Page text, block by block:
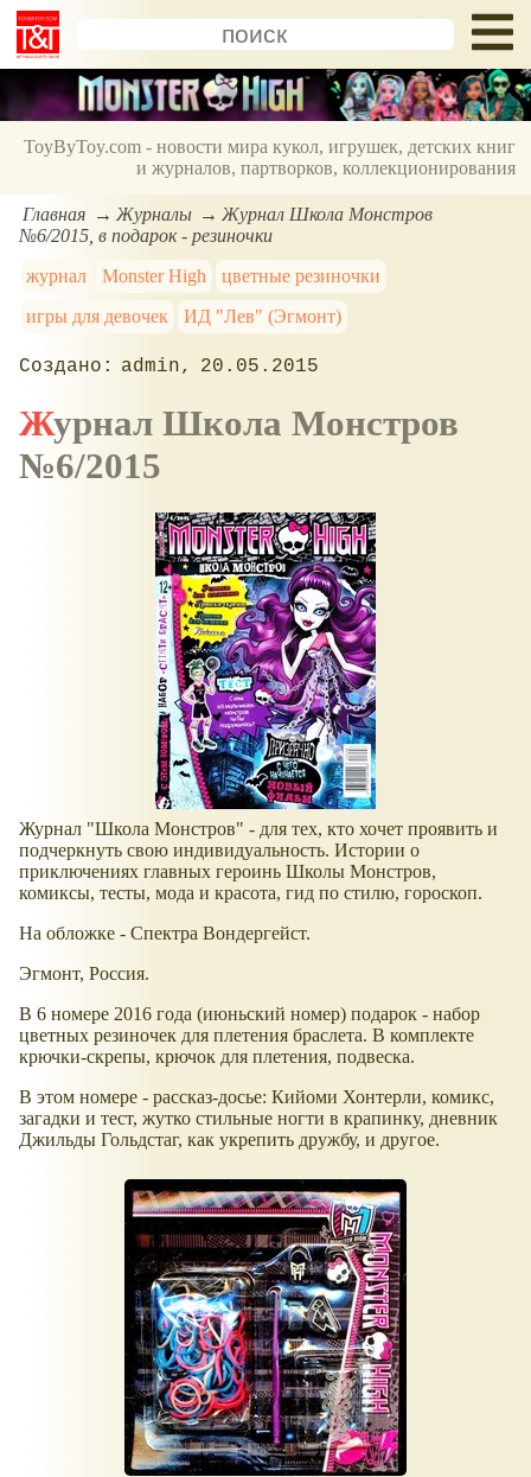
ToyByToy.com - новости мира кукол, игрушек, детских книг
и журналов, партворков, коллекционирования
Главная Журналы
Журнал Школа Монстров
№6/2015, в подарок - резиночки
журнал
Monster High
цветные резиночки
игры для девочек
ИД "Лев" (Эгмонт)
admin 20.05.2015
Журнал Школа Монстров
№6/2015
Журнал "Школа Монстров" - для тех, кто хочет проявить и
подчеркнуть свою индивидуальность. Истории о
приключениях главных героинь Школы Монстров,
комиксы, тесты, мода и красота, гид по стилю, гороскоп.
На обложке - Спектра Вондергейст.
Эгмонт, Россия.
В 6 номере 2016 года (июньский номер) подарок - набор
цветных резиночек для плетения браслета. В комплекте
крючки-скрепы, крючок для плетения, подвеска.
В этом номере - рассказ-досье: Кийоми Хонтерли, комикс,
загадки и тест, жутко стильные ногти в крапинку, дневник
Джильды Гольдстаг, как укрепить дружбу, и другое.